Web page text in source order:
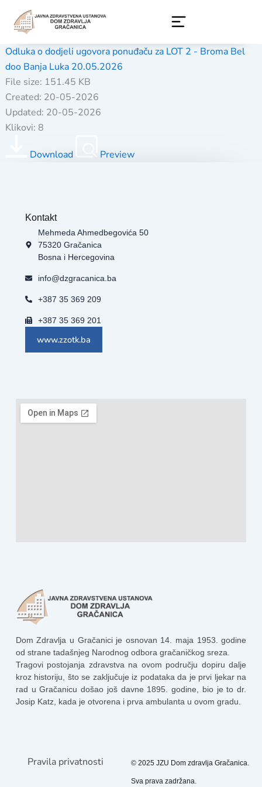
content
Odluka o dodjeli ugovora ponuđaču za LOT 2 - Broma Bel
doo Banja Luka 20.05.2026
File size: 151.45 KB
Created: 20-05-2026
Updated: 20-05-2026
Klikovi: 8
Download Preview
Dom Zdravlja u Gračanici je osnovan 14. maja 1953. godine
od strane tadašnjeg Narodnog odbora gračaničkog sreza.
Tragovi postojanja zdravstva na ovom području dopiru dalje
kroz historiju, što se zaključuje iz podataka da je prvi ljekar na
rad u Gračanicu došao još davne 1895. godine, bio je to dr.
Josip Katz, kada je otvorena i prva ambulanta u ovom gradu.
Kontakt
Mehmeda Ahmedbegovića 50
75320 Gračanica
Bosna i Hercegovina
info@dzgracanica.ba
+387 35 369 209
+387 35 369 201
www.zzotk.ba
Pravila privatnosti © 2025 JZU Dom zdravlja Gračanica.
Sva prava zadržana.